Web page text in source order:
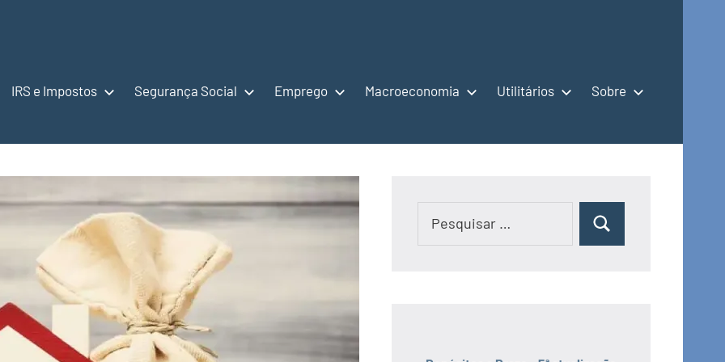
IRS e Impostos Segurança Social Emprego Macroeconomia Utilitários Sobre
Pesquisar